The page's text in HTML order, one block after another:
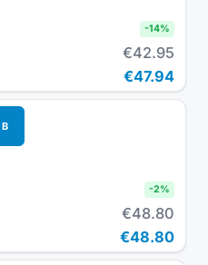
-14%
€42.95
€47.94
B
-2%
€48.80
€48.80